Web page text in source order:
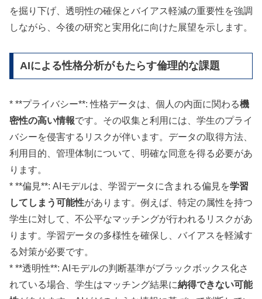
を掘り下げ、透明性の確保とバイアス軽減の重要性を強調
しながら、今後の研究と実用化に向けた展望を示します。
AIによる性格分析がもたらす倫理的な課題
* **プライバシー**: 性格データは、個人の内面に関わる機
密性の高い情報です。その収集と利用には、学生のプライ
バシーを侵害するリスクが伴います。データの取得方法、
利用目的、管理体制について、明確な同意を得る必要があ
ります。
* **偏見**: AIモデルは、学習データに含まれる偏見を学習
してしまう可能性があります。例えば、特定の属性を持つ
学生に対して、不公平なマッチングが行われるリスクがあ
ります。学習データの多様性を確保し、バイアスを軽減す
る対策が必要です。
* **透明性**: AIモデルの判断基準がブラックボックス化さ
れている場合、学生はマッチング結果に納得できない可能